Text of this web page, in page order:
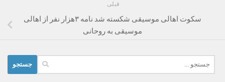
قبلی
سکوت اهالی موسیقی شکسته شد نامه ۳هزار نفر از اهالی
موسیقی به روحانی
برای: